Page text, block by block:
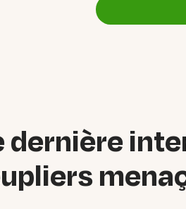
dernière